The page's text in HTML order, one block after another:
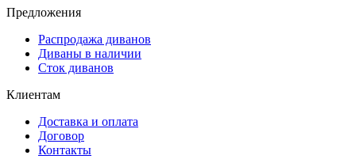
Предложения
Распродажа диванов
Диваны в наличии
Сток диванов
Клиентам
Доставка и оплата
Договор
Контакты